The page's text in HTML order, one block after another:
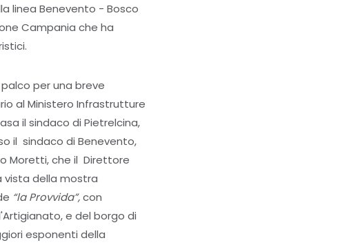
linea Benevento - Bosco
Campania che ha
per una breve
al Ministero Infrastrutture
il sindaco di Pietrelcina,
il sindaco di Benevento,
Moretti, che il Direttore
vista della mostra
“la Provvida”,con
e del borgo di
esponenti della